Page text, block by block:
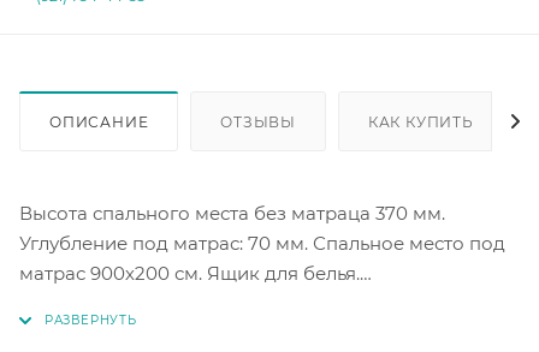
ОПИСАНИЕ ОТЗЫВЫ КАК КУПИТЬ
Высота спального места без матраца 370 мм.
Углубление под матрас: 70 мм. Спальное место под
матрас 900х200 см. Ящик для белья.